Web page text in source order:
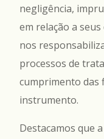
negligência,
em relação a
nos
processos de
cumprimento das
instrumento.
Destacamos que